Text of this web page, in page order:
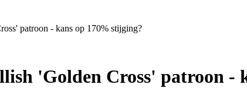
patroon - kans op 170% stijging?
'Golden Cross' patroon -